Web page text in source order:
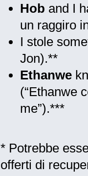
Hob and I
un raggiro
I stole
Jon).**
Ethanwe
(“Ethanwe
me”).***
* Potrebbe
offerti di